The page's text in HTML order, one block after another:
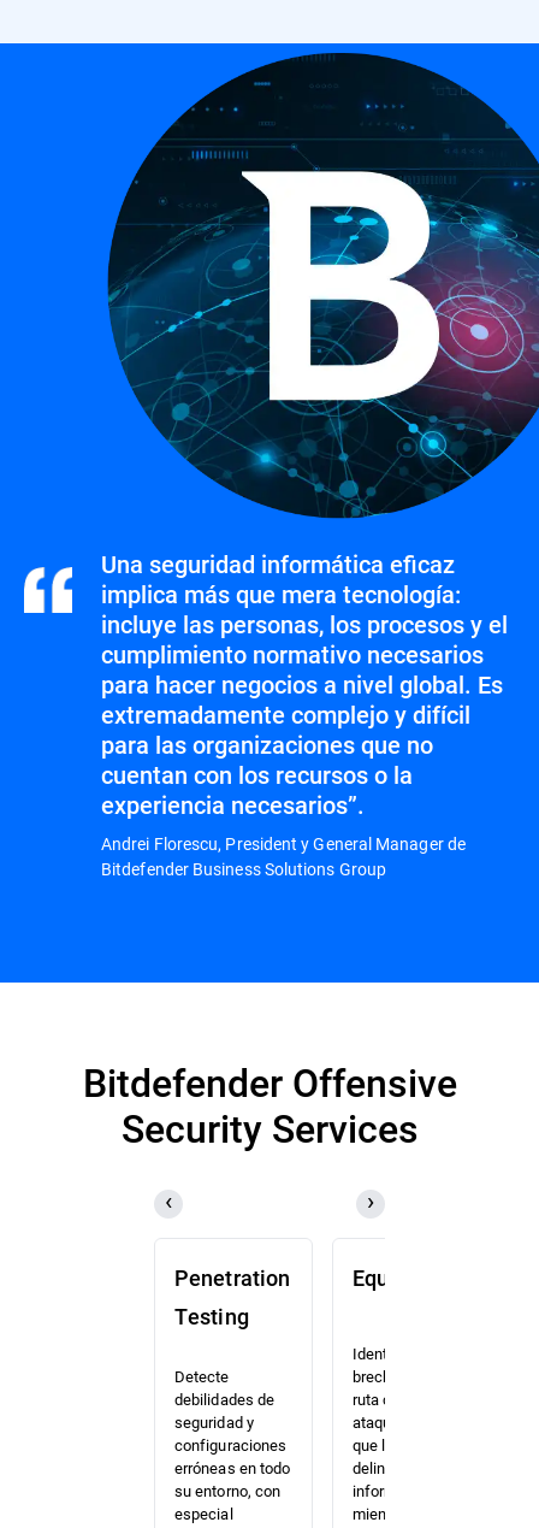
Una seguridad informática eficaz
implica más que mera tecnología:
incluye las personas, los procesos y el
cumplimiento normativo necesarios
para hacer negocios a nivel global. Es
extremadamente complejo y difícil
para las organizaciones que no
cuentan con los recursos o la
experiencia necesarios”.
Andrei Florescu, President y General Manager de
Bitdefender Business Solutions Group
Bitdefender Offensive
Security Services
Penetration
Testing
Detecte
debilidades de
seguridad y
configuraciones
erróneas en todo
su entorno, con
especial
Equipo rojo
Identifique
brechas en su
ruta crítica de
ataque antes de
que lo hagan los
delincuentes
informáticos
mientras pone a